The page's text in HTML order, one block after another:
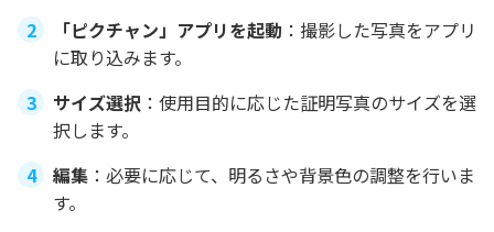
「ピクチャン」アプリを起動 ：撮影した写真をアプリ
に取り込みます。
サイズ選択 ：使用目的に応じた証明写真のサイズを選
択します。
編集 ：必要に応じて、明るさや背景色の調整を行いま
す。